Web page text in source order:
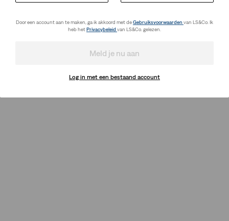
Door een account aan te maken, ga ik akkoord met deGebruiksvoorwaarden van LS&Co. Ik
heb hetPrivacybeleid van LS&Co. gelezen.
Meld je nu aan
Log in met een bestaand account